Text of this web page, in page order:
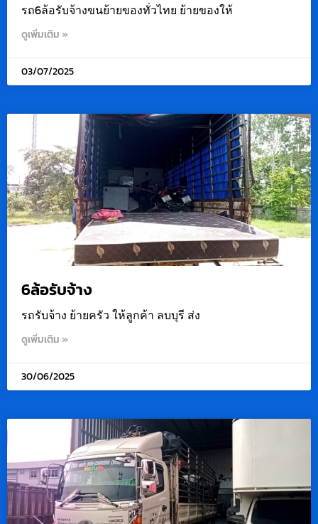
รถ6ล้อรับจ้างขนย้ายของทั่วไทย ย้ายของให้
ดูเพิ่มเติม »
03/07/2025
6ล้อรับจ้าง
รถรับจ้าง ย้ายครัว ให้ลูกค้า ลบบุรี ส่ง
ดูเพิ่มเติม »
30/06/2025